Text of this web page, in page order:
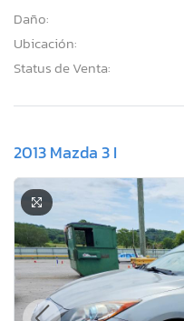
Daño:
Ubicación:
Status de Venta:
2013 Mazda 3 I